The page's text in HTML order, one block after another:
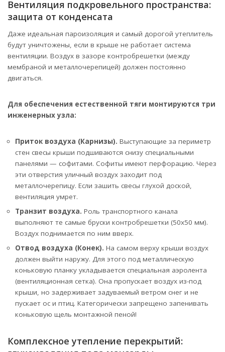
Вентиляция подкровельного пространства:
защита от конденсата
Даже идеальная пароизоляция и самый дорогой утеплитель
будут уничтожены, если в крыше не работает система
вентиляции. Воздух в зазоре контробрешетки (между
мембраной и металлочерепицей) должен постоянно
двигаться.
Для обеспечения естественной тяги монтируются три
инженерных узла:
Приток воздуха (Карнизы). Выступающие за периметр
стен свесы крыши подшиваются снизу специальными
панелями — софитами. Софиты имеют перфорацию. Через
эти отверстия уличный воздух заходит под
металлочерепицу. Если зашить свесы глухой доской,
вентиляция умрет.
Транзит воздуха. Роль транспортного канала
выполняют те самые бруски контробрешетки (50х50 мм).
Воздух поднимается по ним вверх.
Отвод воздуха (Конек). На самом верху крыши воздух
должен выйти наружу. Для этого под металлическую
коньковую планку укладывается специальная аэролента
(вентиляционная сетка). Она пропускает воздух из-под
крыши, но задерживает задуваемый ветром снег и не
пускает ос и птиц. Категорически запрещено запенивать
коньковую щель монтажной пеной!
Комплексное утепление перекрытий: